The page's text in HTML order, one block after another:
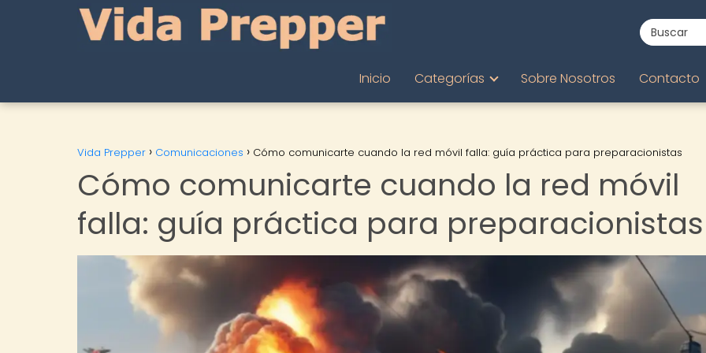
Inicio Categorías Sobre Nosotros Contacto
Vida Prepper Comunicaciones Cómo comunicarte cuando la red móvil falla: guía práctica para preparacionistas
Cómo comunicarte cuando la red móvil
falla: guía práctica para preparacionistas